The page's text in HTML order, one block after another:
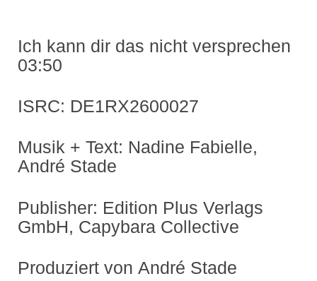
Ich kann dir das nicht versprechen
03:50
ISRC: DE1RX2600027
Musik + Text: Nadine Fabielle,
André Stade
Publisher: Edition Plus Verlags
GmbH, Capybara Collective
Produziert von André Stade